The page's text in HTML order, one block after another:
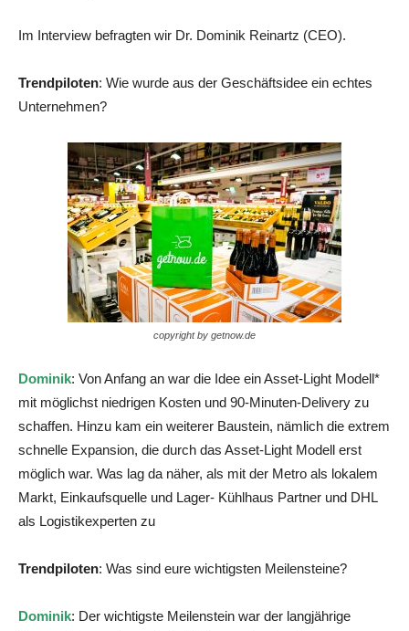
Im Interview befragten wir Dr. Dominik Reinartz (CEO).
Trendpiloten: Wie wurde aus der Geschäftsidee ein echtes
Unternehmen?
copyright by getnow.de
Dominik: Von Anfang an war die Idee ein Asset-Light Modell*
mit möglichst niedrigen Kosten und 90-Minuten-Delivery zu
schaffen. Hinzu kam ein weiterer Baustein, nämlich die extrem
schnelle Expansion, die durch das Asset-Light Modell erst
möglich war. Was lag da näher, als mit der Metro als lokalem
Markt, Einkaufsquelle und Lager- Kühlhaus Partner und DHL
als Logistikexperten zu
Trendpiloten: Was sind eure wichtigsten Meilensteine?
Dominik: Der wichtigste Meilenstein war der langjährige